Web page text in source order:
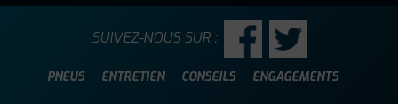
PNEUS ENTRETIEN CONSEILS ENGAGEMENTS
SUIVEZ-NOUS SUR :